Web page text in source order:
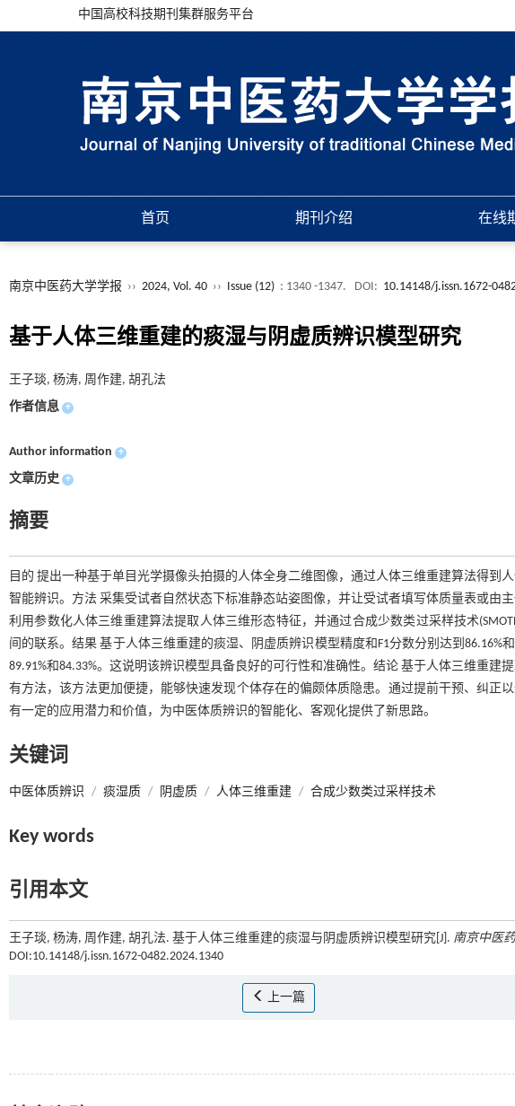
中国高校科技期刊集群服务平台
首页 期刊介绍 在线
南京中医药大学学报 ›› 2024, Vol. 40 ›› Issue (12) : 1340 -1347. DOI: 10.14148/j.issn.1672-
基于人体三维重建的痰湿与阴虚质辨识模型研究
王子琰, 杨涛, 周作建, 胡孔法
作者信息 +
Author information +
文章历史 +
摘要
目的 提出一种基于单目光学摄像头拍摄的人体全身二维图像，通过人体三维重建算法得到
智能辨识。方法 采集受试者自然状态下标准静态站姿图像，并让受试者填写体质量表或由
利用参数化人体三维重建算法提取人体三维形态特征，并通过合成少数类过采样技术
间的联系。结果 基于人体三维重建的痰湿、阴虚质辨识模型精度和F1分数分别达到86.16%
89.91%和84.33%。这说明该辨识模型具备良好的可行性和准确性。结论 基于人体三维重
有方法，该方法更加便捷，能够快速发现个体存在的偏颇体质隐患。通过提前干预、纠正
有一定的应用潜力和价值，为中医体质辨识的智能化、客观化提供了新思路。
关键词
中医体质辨识 / 痰湿质 / 阴虚质 / 人体三维重建 / 合成少数类过采样技术
Key words
引用本文
王子琰, 杨涛, 周作建, 胡孔法. 基于人体三维重建的痰湿与阴虚质辨识模型研究[J]. 南京中医
DOI:10.14148/j.issn.1672-0482.2024.1340
上一篇